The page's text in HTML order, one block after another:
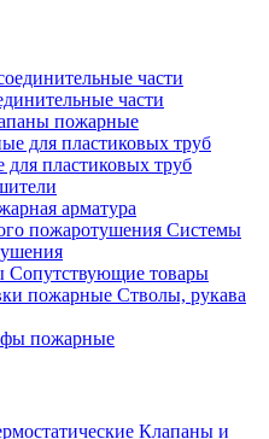
части
пожарные
пластиковых труб
арматура
Системы
Сопутствующие товары
Стволы, рукава
пожарные
Клапаны и